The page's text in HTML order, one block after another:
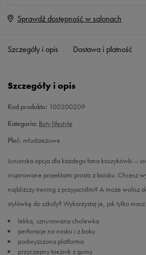
Rozmiary EU
34,5
36,5 23,5 cm
38 24,5 cm
38,5 24,5 cm
39 25 cm
Sprawdź dostępność w salonach
Szczegóły i opis Dostawa i płatność
Szczegóły i opis
Kod produktu: 100200209
Kategoria: Buty lifestyle
Płeć: młodzieżowe
Juniorska opcja dla każdego fana koszykówki –
inspirowane projektami prosto z boisku. Chcesz
najbliższy trening z przyjaciółmi? A może wolisz
stylówkę do szkoły? Wykorzystaj je, jak tylko
lekka, sznurowana cholewka
perforacje na nosku i z boku
podwyższona platforma
przyczepny bieżnik z gumy